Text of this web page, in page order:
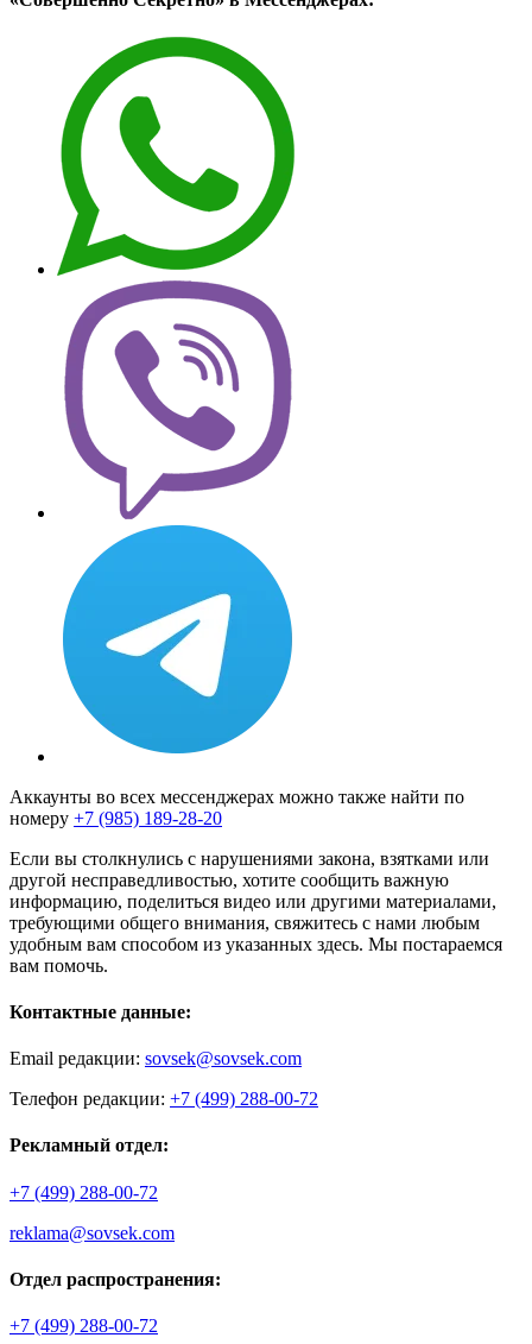
Аккаунты во всех мессенджерах можно также найти по
номеру +7 (985) 189-28-20
Если вы столкнулись с нарушениями закона, взятками или
другой несправедливостью, хотите сообщить важную
информацию, поделиться видео или другими материалами,
требующими общего внимания, свяжитесь с нами любым
удобным вам способом из указанных здесь. Мы постараемся
вам помочь.
Контактные данные:
Email редакции: sovsek@sovsek.com
Телефон редакции: +7 (499) 288-00-72
Рекламный отдел:
+7 (499) 288-00-72
reklama@sovsek.com
Отдел распространения:
+7 (499) 288-00-72